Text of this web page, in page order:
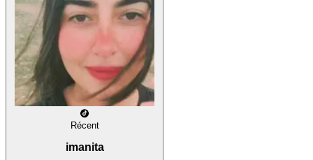
Récent
imanita